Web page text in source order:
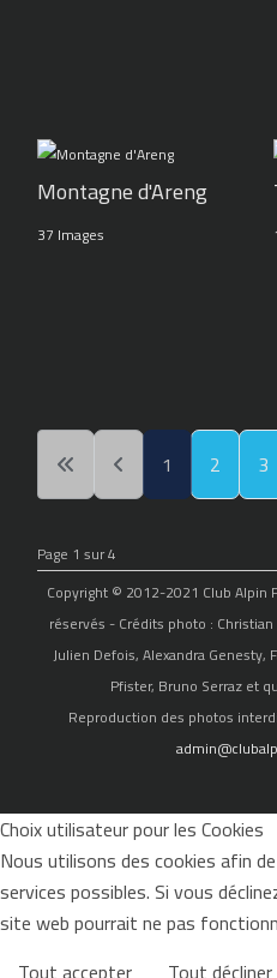
Montagne d'Areng
37 Images
1 2 3
Page 1 sur 4
Copyright © 2012-2021 Club Alpin
réservés - Crédits photo :
Julien Defois, Alexandra Genesty,
Pfister, Bruno Serraz et
Reproduction des photos
Choix utilisateur pour les Cookies
Nous utilisons des cookies afin
services possibles. Si vous
site web pourrait ne pas